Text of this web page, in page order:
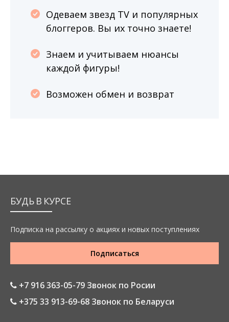
Одеваем звезд TV и популярных
блоггеров. Вы их точно знаете!
Знаем и учитываем нюансы
каждой фигуры!
Возможен обмен и возврат
БУДЬ В КУРСЕ
Подписка на рассылку о акциях и новых поступлениях
Подписаться
+7 916 363-05-79 Звонок по Росии
+375 33 913-69-68 Звонок по Беларуси